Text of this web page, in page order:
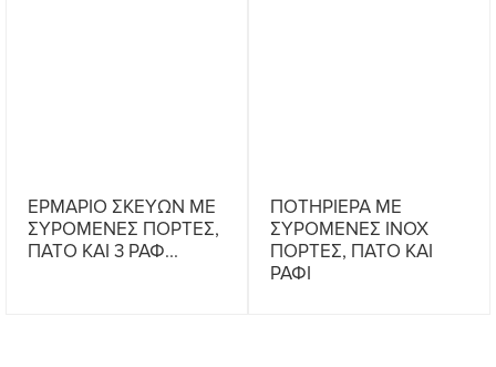
ΕΡΜΑΡΙΟ ΣΚΕΥΩΝ ΜΕ
ΣΥΡΟΜΕΝΕΣ ΠΟΡΤΕΣ,
ΠΑΤΟ ΚΑΙ 3 ΡΑΦ...
ΠΟΤΗΡΙΕΡΑ ΜΕ
ΣΥΡΟΜΕΝΕΣ ΙΝΟΧ
ΠΟΡΤΕΣ, ΠΑΤΟ ΚΑΙ
ΡΑΦΙ